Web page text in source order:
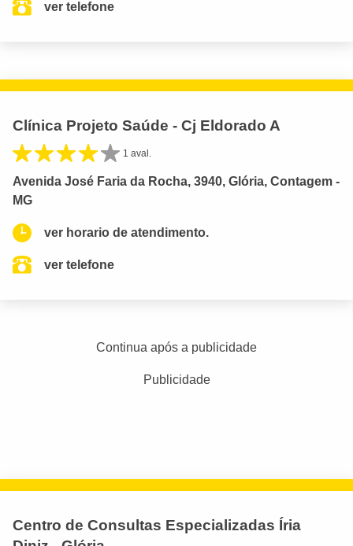
ver telefone
Clínica Projeto Saúde - Cj Eldorado A
1 aval.
Avenida José Faria da Rocha, 3940, Glória, Contagem -
MG
ver horario de atendimento.
ver telefone
Continua após a publicidade
Publicidade
Centro de Consultas Especializadas Íria